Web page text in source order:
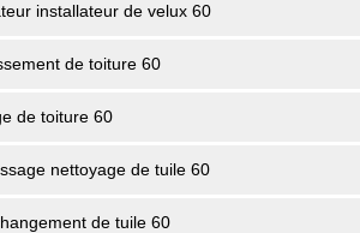
installateur de velux 60
de toiture 60
de toiture 60
nettoyage de tuile 60
de tuile 60